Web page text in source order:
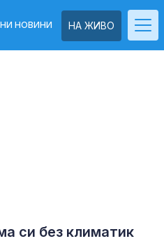
НА ЖИВО
НОВИНИ
си без климатик